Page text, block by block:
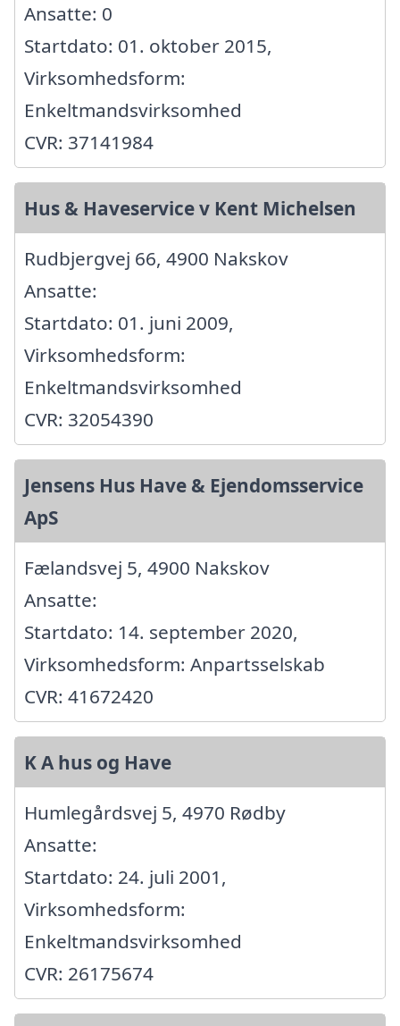
Ansatte: 0
Startdato: 01. oktober 2015,
Virksomhedsform:
Enkeltmandsvirksomhed
CVR: 37141984
Hus & Haveservice v Kent Michelsen
Rudbjergvej 66, 4900 Nakskov
Ansatte:
Startdato: 01. juni 2009,
Virksomhedsform:
Enkeltmandsvirksomhed
CVR: 32054390
Jensens Hus Have & Ejendomsservice
ApS
Fælandsvej 5, 4900 Nakskov
Ansatte:
Startdato: 14. september 2020,
Virksomhedsform: Anpartsselskab
CVR: 41672420
K A hus og Have
Humlegårdsvej 5, 4970 Rødby
Ansatte:
Startdato: 24. juli 2001,
Virksomhedsform:
Enkeltmandsvirksomhed
CVR: 26175674